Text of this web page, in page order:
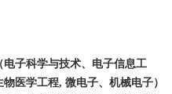
子科学与技术、电子信息工
物医学工程, 微电子、机械电子）